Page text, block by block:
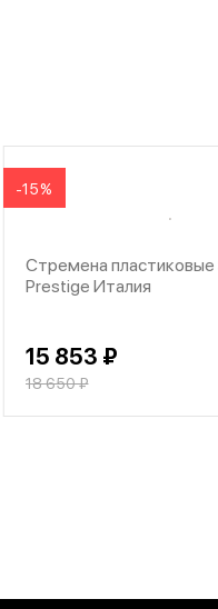
-15%
Стремена пластиковые
Prestige Италия
15 853 ₽
18 650 ₽